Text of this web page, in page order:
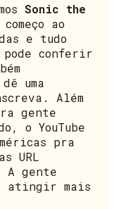
Sonic the
começo ao
e tudo
pode conferir
uma
Além
gente
o YouTube
pra
URL
A gente
atingir mais